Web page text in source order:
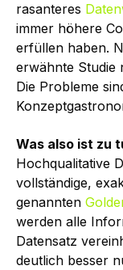
rasanteres
immer höhere
erfüllen haben.
erwähnte Studie
Die Probleme
Was also ist zu
Hochqualitative
vollständige,
genannten
werden alle
Datensatz
deutlich besser